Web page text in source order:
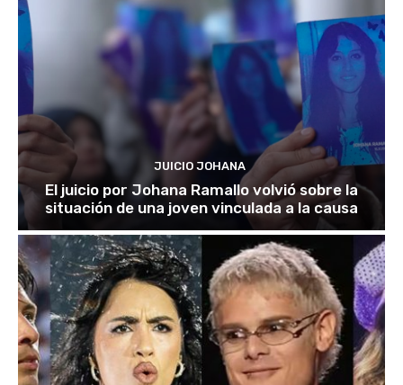
JUICIO JOHANA
El juicio por Johana Ramallo volvió sobre la
situación de una joven vinculada a la causa